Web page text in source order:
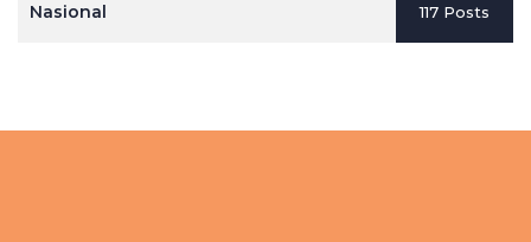
Nasional 117 Posts